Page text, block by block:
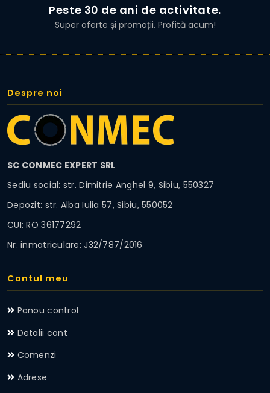
Peste 30 de ani de activitate.
Super oferte și promoții. Profită acum!
Despre noi
SC CONMEC EXPERT SRL
Sediu social: str. Dimitrie Anghel 9, Sibiu, 550327
Depozit: str. Alba Iulia 57, Sibiu, 550052
CUI: RO 36177292
Nr. inmatriculare: J32/787/2016
Contul meu
Panou control
Detalii cont
Comenzi
Adrese